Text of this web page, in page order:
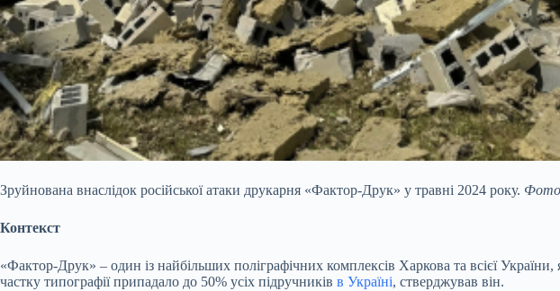
Зруйнована внаслідок російської атаки друкарня «Фактор-Друк» у травні 2024 року. Фото
Контекст
«Фактор-Друк» – один із найбільших поліграфічних комплексів Харкова та всієї
частку типографії припадало до 50% усіх підручників в Україні, стверджував він.